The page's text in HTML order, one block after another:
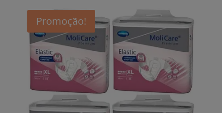
49,95€.47,00€.
Promoção!